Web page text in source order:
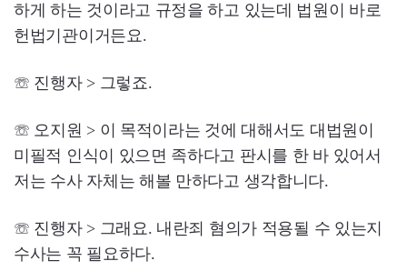
하게 하는 것이라고 규정을 하고 있는데 법원이 바로
헌법기관이거든요.
☏ 진행자 > 그렇죠.
☏ 오지원 > 이 목적이라는 것에 대해서도 대법원이
미필적 인식이 있으면 족하다고 판시를 한 바 있어서
저는 수사 자체는 해볼 만하다고 생각합니다.
☏ 진행자 > 그래요. 내란죄 혐의가 적용될 수 있는지
수사는 꼭 필요하다.